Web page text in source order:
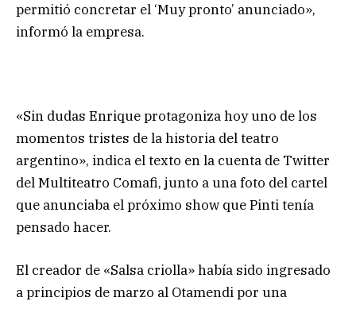
permitió concretar el ‘Muy pronto’ anunciado»,
informó la empresa.
«Sin dudas Enrique protagoniza hoy uno de los
momentos tristes de la historia del teatro
argentino», indica el texto en la cuenta de Twitter
del Multiteatro Comafi, junto a una foto del cartel
que anunciaba el próximo show que Pinti tenía
pensado hacer.
El creador de «Salsa criolla» había sido ingresado
a principios de marzo al Otamendi por una